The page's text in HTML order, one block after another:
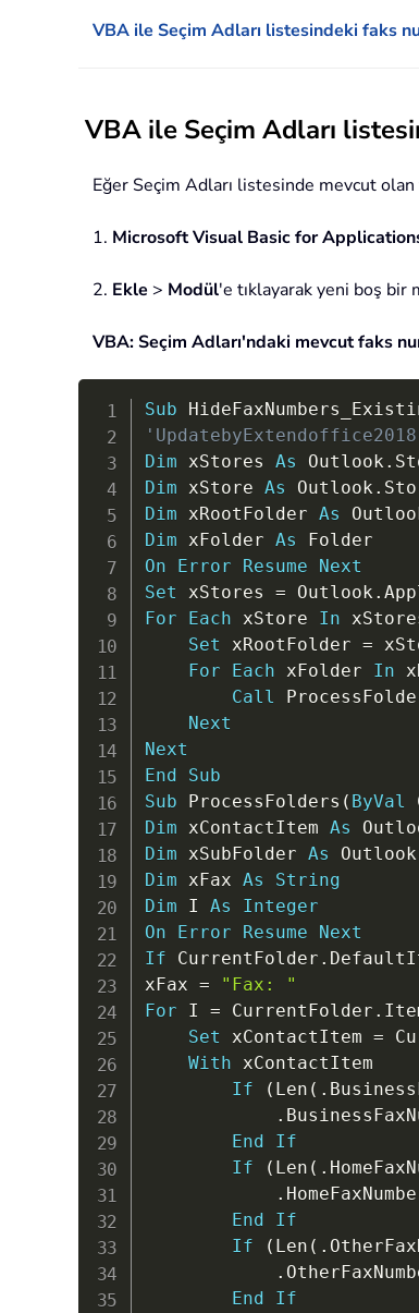
VBA ile Seçim Adları listesindeki faks
VBA ile Seçim Adları
Eğer Seçim Adları listesinde mevcut olan
1. Microsoft Visual Basic for
2. Ekle > Modül'e tıklayarak yeni boş bir
VBA: Seçim Adları'ndaki mevcut faks
Sub
Dim xStores As Outlook .
Dim xStore As Outlook .
Dim xRootFolder As
Dim xFolder As
On
Error Resume
Next
Set xStores = Outlook .
For
Each xStore In
Set xRootFolder =
For
Each xFolder In
Call
Next
Next
End
Sub
Sub ProcessFolders ( ByVal
Dim xContactItem As
Dim xSubFolder As Outlook
Dim xFax As
String
Dim I As
Integer
On
Error Resume
Next
If CurrentFolder .
xFax =
"Fax: "
For I = CurrentFolder .
Set xContactItem =
With xContactItem
If
( Len ( .
.
End
If
If
( Len ( .
.
End
If
If
( Len ( .
.
End
If